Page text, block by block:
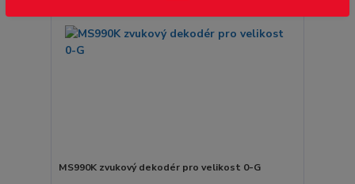
MS990K zvukový dekodér pro velikost 0-G